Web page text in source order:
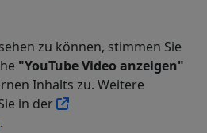
zu können, stimmen Sie
"YouTube Video anzeigen"
Inhalts zu. Weitere
in der
.